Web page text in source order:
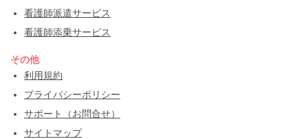
看護師派遣サービス
看護師添乗サービス
その他
利用規約
プライバシーポリシー
サポート（お問合せ）
サイトマップ